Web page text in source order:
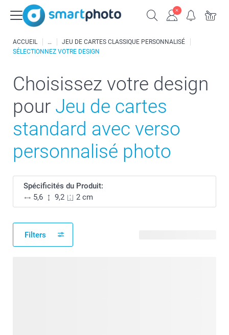
ACCUEIL
JEU DE CARTES CLASSIQUE PERSONNALISÉ
SÉLECTIONNEZ VOTRE DESIGN
Choisissez votre design
pour Jeu de cartes
standard avec verso
personnalisé photo
Spécificités du Produit:
5,6
9,2 2 cm
Filters